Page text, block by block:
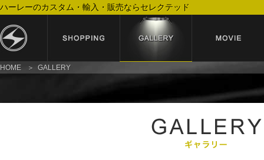
ハーレーのカスタム・輸入・販売ならセレクテッド
HOME GALLERY